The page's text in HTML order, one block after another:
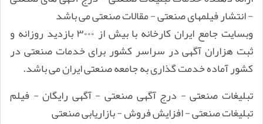
- انتشار فیلمهای صنعتی - مقالات صنعتی می باشد
وبسایت جامع ایران کارخانه با بیش از ۳۰۰۰ بازدید روزانه و
ثبت هزاران آگهی در سراسر کشور برای خدمات صنعتی در
کشور آماده خدمت گذاری به جامعه صنعتی ایران می باشد.
تبلیغات صنعتی - درج آگهی صنعتی - آگهی رایگان - فیلم
تبلیغات صنعتی - افزایش فروش - بازاریابی صنعتی